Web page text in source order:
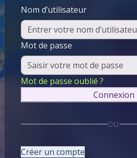
Nom d’utilisateur
Mot de passe
Mot de passe oublié ?
Connexion
OU
Créer un compte